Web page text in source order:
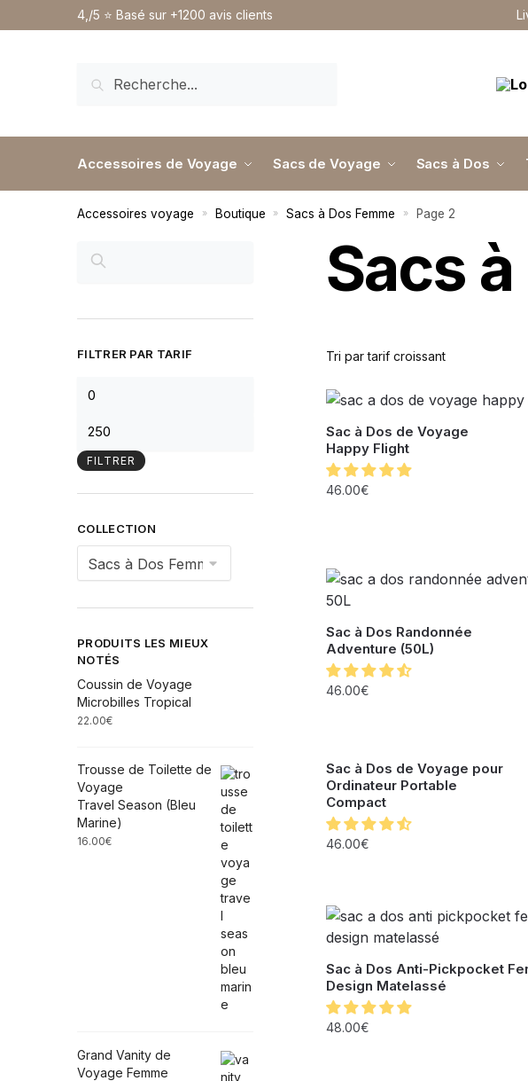
4,/5 ⭐️ Basé sur +1200 avis clients
Accessoires de Voyage Sacs de Voyage Sacs à Dos
Accessoires voyage » Boutique » Sacs à Dos Femme » Page 2
Sacs
Sac à Dos de Voyage
Happy Flight
46.00€
Sac à Dos Randonnée
Adventure (50L)
46.00€
Sac à Dos de Voyage pour
Ordinateur Portable
Compact
46.00€
Sac à Dos Anti-Pickpocket
Design Matelassé
48.00€
RECHERCHER
FILTRER PAR TARIF
FILTRER
COLLECTION
PRODUITS LES MIEUX
NOTÉS
Coussin de Voyage
Microbilles Tropical
22.00€
Trousse de Toilette de
Voyage
Travel Season (Bleu
Marine)
16.00€
Grand Vanity de
Voyage Femme